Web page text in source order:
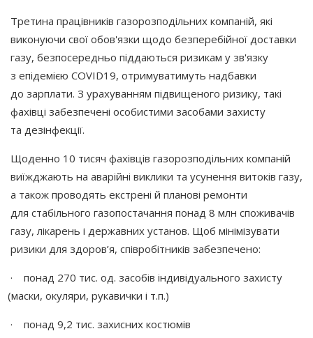
Третина працівників газорозподільних компаній, які
виконуючи свої обов'язки щодо безперебійної доставки
газу, безпосередньо піддаються ризикам у зв'язку
з епідемією COVID19, отримуватимуть надбавки
до зарплати. З урахуванням підвищеного ризику, такі
фахівці забезпечені особистими засобами захисту
та дезінфекції.
Щоденно 10 тисяч фахівців газорозподільних компаній
виїжджають на аварійні виклики та усунення витоків газу,
а також проводять екстрені й планові ремонти
для стабільного газопостачання понад 8 млн споживачів
газу, лікарень і державних установ. Щоб мінімізувати
ризики для здоров’я, співробітників забезпечено:
· понад 270 тис. од. засобів індивідуального захисту
(маски, окуляри, рукавички і т.п.)
· понад 9,2 тис. захисних костюмів